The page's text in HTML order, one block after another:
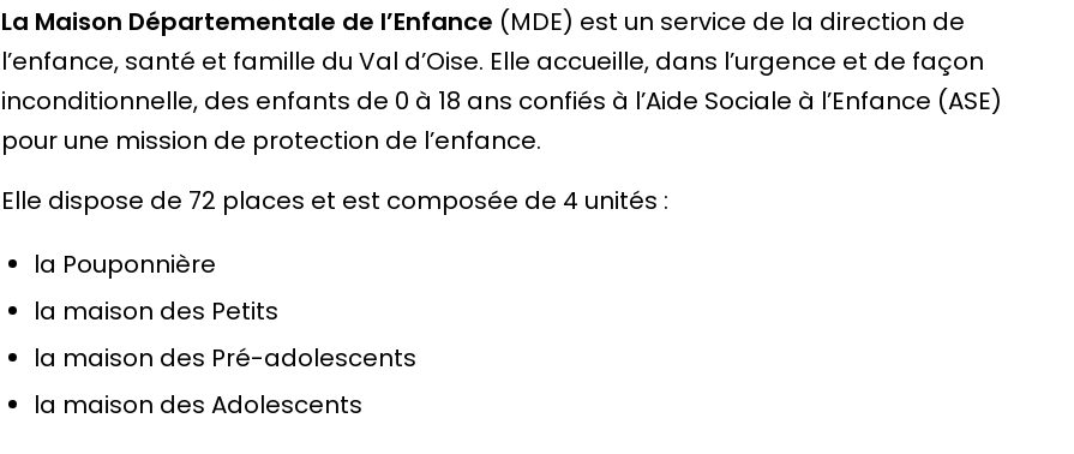
La Maison Départementale de l’Enfance (MDE) est un service de la direction de
l’enfance, santé et famille du Val d’Oise. Elle accueille, dans l’urgence et de façon
inconditionnelle, des enfants de 0 à 18 ans confiés à l’Aide Sociale à l’Enfance (ASE)
pour une mission de protection de l’enfance.
Elle dispose de 72 places et est composée de 4 unités :
la Pouponnière
la maison des Petits
la maison des Pré-adolescents
la maison des Adolescents